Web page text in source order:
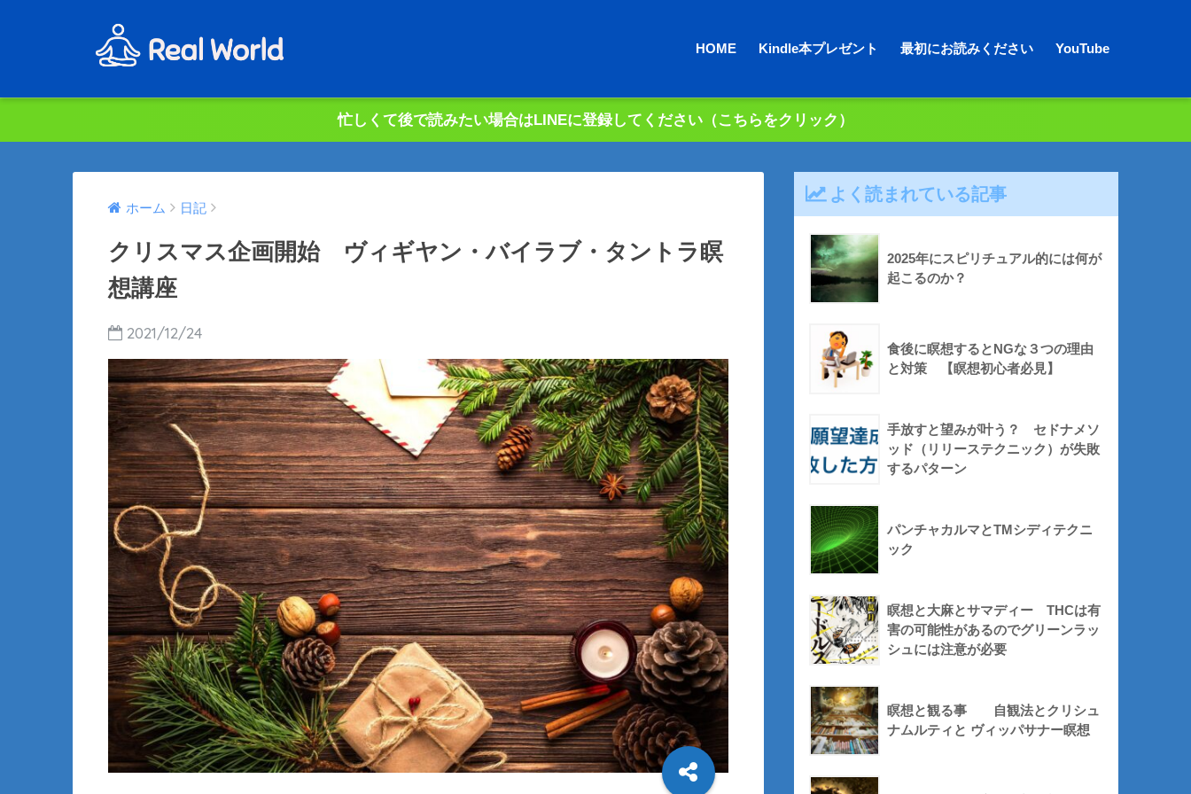
HOME Kindle本プレゼント 最初にお読みください YouTube
忙しくて後で読みたい場合はLINEに登録してください（こちらをクリック）
ホーム 日記
クリスマス企画開始 ヴィギヤン・バイラブ・タントラ瞑
想講座
2021/12/24
よく読まれている記事
2025年にスピリチュアル的には何が
起こるのか？
食後に瞑想するとNGな３つの理由
と対策 【瞑想初心者必見】
手放すと望みが叶う？ セドナメソ
ッド（リリーステクニック）が失敗
するパターン
パンチャカルマとTMシディテクニ
ック
瞑想と大麻とサマディー THCは有
害の可能性があるのでグリーンラッ
シュには注意が必要
瞑想と観る事 自観法とクリシュ
ナムルティと ヴィッパサナー瞑想